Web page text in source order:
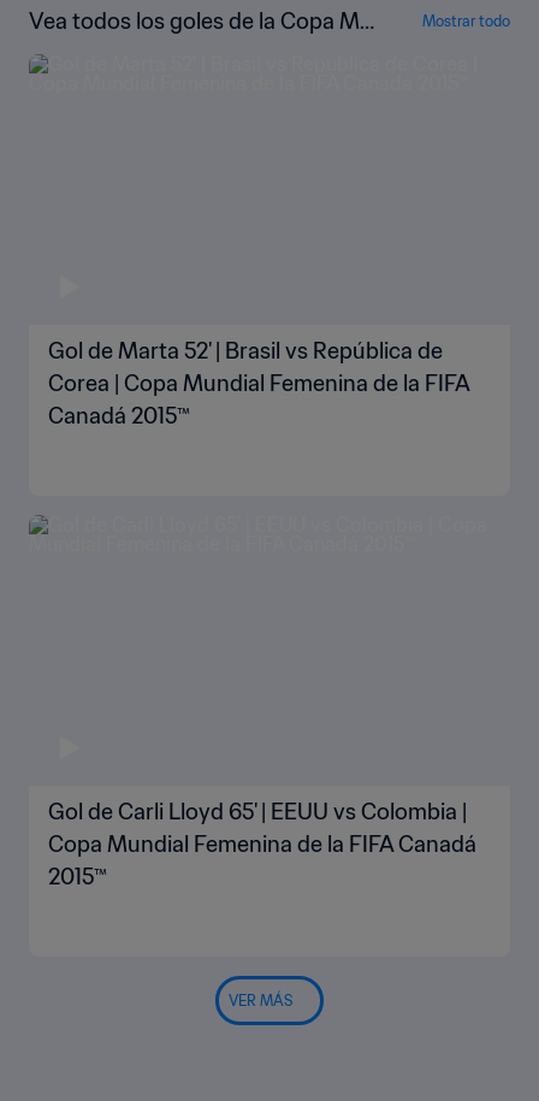
Vea todos los goles de la Copa Mu
ndial Femenina de la FIFA Canadá 2
015™
Mostrar todo
Gol de Marta 52' | Brasil vs República de
Corea | Copa Mundial Femenina de la FIFA
Canadá 2015™
Gol de Carli Lloyd 65' | EEUU vs Colombia |
Copa Mundial Femenina de la FIFA Canadá
2015™
VER MÁS